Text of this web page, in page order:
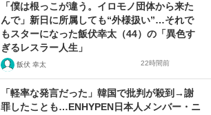
「僕は根っこが違う。イロモノ団体から来た
んで」新日に所属しても“外様扱い”…それで
もスターになった飯伏幸太（44）の「異色す
ぎるレスラー人生」
飯伏 幸太 22時間前
「軽率な発言だった」韓国で批判が殺到→謝
罪したことも…ENHYPEN日本人メンバー・ニ